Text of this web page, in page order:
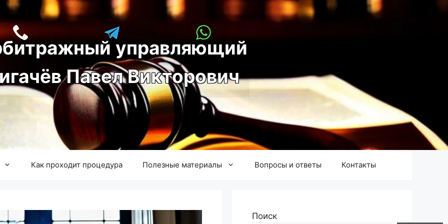
управляющий
игачёв Павел Викторович
Как проходит процедура Полезные материалы Вопросы и ответы Контакты
Поиск